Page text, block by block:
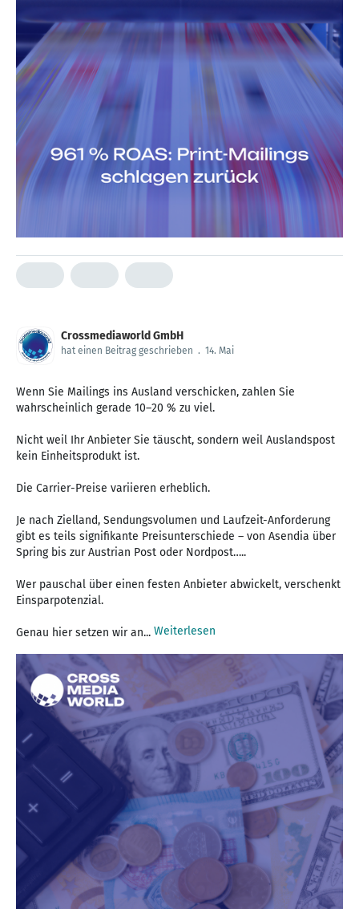
Crossmediaworld GmbH
hat einen Beitrag geschrieben . 14. Mai
Wenn Sie Mailings ins Ausland verschicken, zahlen Sie
wahrscheinlich gerade 10–20 % zu viel.
Nicht weil Ihr Anbieter Sie täuscht, sondern weil Auslandspost
kein Einheitsprodukt ist.
Die Carrier-Preise variieren erheblich.
Je nach Zielland, Sendungsvolumen und Laufzeit-Anforderung
gibt es teils signifikante Preisunterschiede – von Asendia über
Spring bis zur Austrian Post oder Nordpost…..
Wer pauschal über einen festen Anbieter abwickelt, verschenkt
Einsparpotenzial.
Genau hier setzen wir an... Weiterlesen